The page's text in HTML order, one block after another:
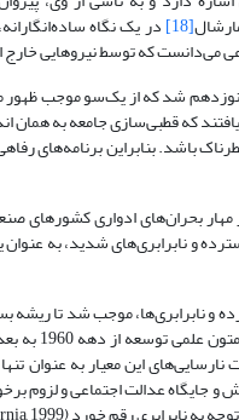
[18] در یک نگاه
که توسط نیروهایی خارج از
شد که از یک‌سو موجب
که قطبی‌سازی جامعه به ‌همان
باشد. بنابراین
متوسط» در مهار بحران‌های ادواری
نابرابری‌ها، موجب شد تا ریشه‌
حرکت به سمت
نارسایی‌های این معیار به
عدالت اجتماعی و لزوم